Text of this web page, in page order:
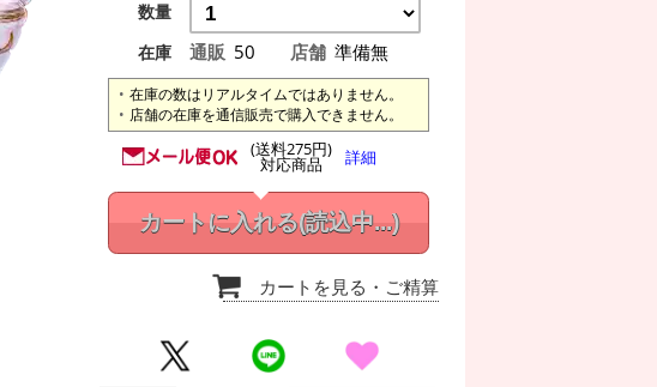
数量
在庫
通販 50 店舗 準備無
在庫の数はリアルタイムではありません。
店舗の在庫を通信販売で購入できません。
(送料275円)
対応商品 詳細
カートに入れる(読込中...)
カートを見る ・ご精算